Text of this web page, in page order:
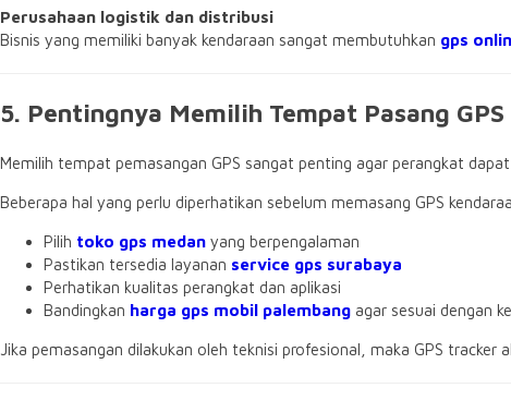
Perusahaan logistik dan distribusi
Bisnis yang memiliki banyak kendaraan sangat membutuhkan gps
5. Pentingnya Memilih Tempat Pasang
Memilih tempat pemasangan GPS sangat penting agar perangkat
Beberapa hal yang perlu diperhatikan sebelum memasang GPS
Pilih toko gps medan yang berpengalaman
Pastikan tersedia layanan service gps surabaya
Perhatikan kualitas perangkat dan aplikasi
Bandingkan harga gps mobil palembang agar sesuai dengan
Jika pemasangan dilakukan oleh teknisi profesional, maka GPS tracker